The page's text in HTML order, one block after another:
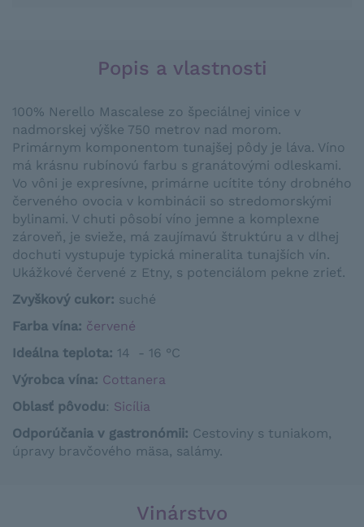
Popis a vlastnosti
100% Nerello Mascalese zo špeciálnej vinice v
nadmorskej výške 750 metrov nad morom.
Primárnym komponentom tunajšej pôdy je láva. Víno
má krásnu rubínovú farbu s granátovými odleskami.
Vo vôni je expresívne, primárne ucítite tóny drobného
červeného ovocia v kombinácii so stredomorskými
bylinami. V chuti pôsobí víno jemne a komplexne
zároveň, je svieže, má zaujímavú štruktúru a v dlhej
dochuti vystupuje typická mineralita tunajších vín.
Ukážkové červené z Etny, s potenciálom pekne zrieť.
Zvyškový cukor: suché
Farba vína: červené
Ideálna teplota: 14 - 16 °C
Výrobca vína: Cottanera
Oblasť pôvodu: Sicília
Odporúčania v gastronómii: Cestoviny s tuniakom,
úpravy bravčového mäsa, salámy.
Vinárstvo